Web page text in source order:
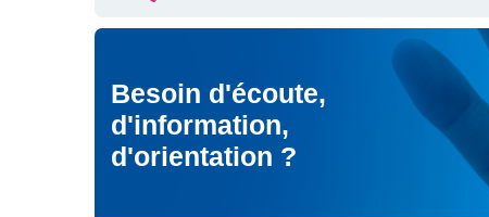
Besoin d'écoute,
d'information,
d'orientation ?